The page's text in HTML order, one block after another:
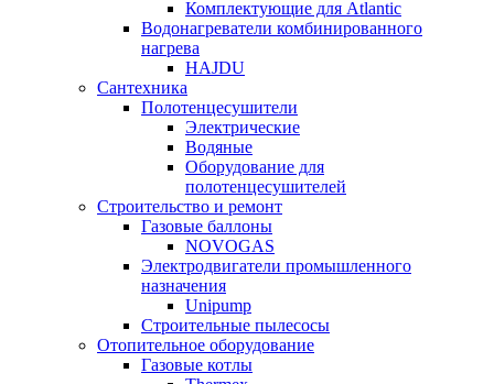
Комплектующие для Atlantic
Водонагреватели комбинированного
нагрева
HAJDU
Сантехника
Полотенцесушители
Электрические
Водяные
Оборудование для
полотенцесушителей
Строительство и ремонт
Газовые баллоны
NOVOGAS
Электродвигатели промышленного
назначения
Unipump
Строительные пылесосы
Отопительное оборудование
Газовые котлы